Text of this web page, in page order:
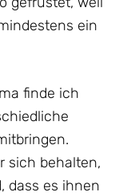
ein
finde ich
sich behalten,
dass es ihnen